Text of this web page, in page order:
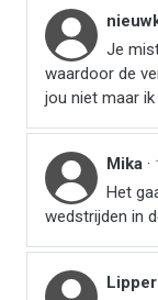
Je
waardoor de
jou niet maar ik
Mika ·
Het
wedstrijden in